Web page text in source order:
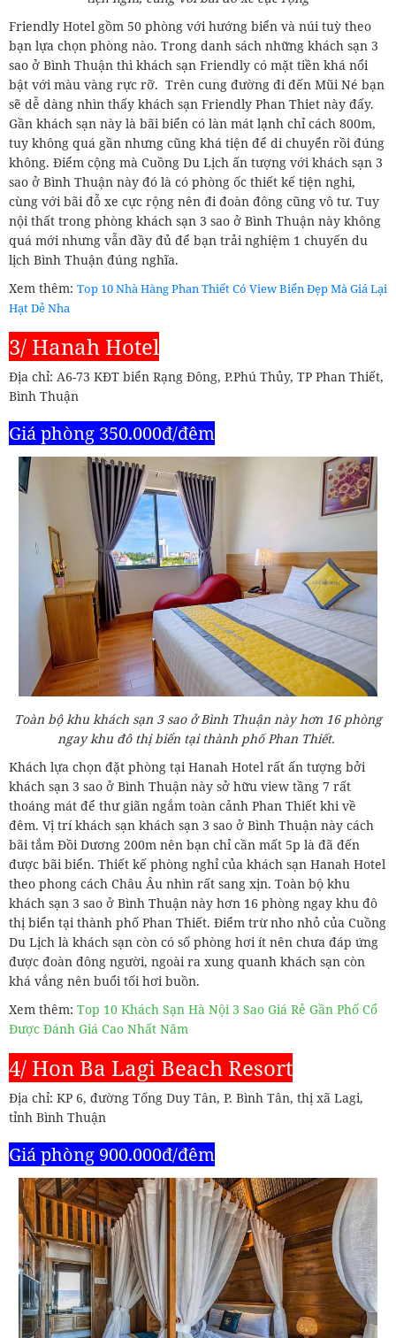
Friendly Hotel gồm 50 phòng với hướng biển và núi tuỳ theo
bạn lựa chọn phòng nào. Trong danh sách những khách sạn 3
sao ở Bình Thuận thì khách sạn Friendly có mặt tiền khá nổi
bật với màu vàng rực rỡ. Trên cung đường đi đến Mũi Né bạn
sẽ dễ dàng nhìn thấy khách sạn Friendly Phan Thiet này đấy.
Gần khách sạn này là bãi biển có làn mát lạnh chỉ cách 800m,
tuy không quá gần nhưng cũng khá tiện để di chuyển rồi đúng
không. Điểm cộng mà Cuồng Du Lịch ấn tượng với khách sạn 3
sao ở Bình Thuận này đó là có phòng ốc thiết kế tiện nghi,
cùng với bãi đỗ xe cực rộng nên đi đoàn đông cũng vô tư. Tuy
nội thất trong phòng khách sạn 3 sao ở Bình Thuận này không
quá mới nhưng vẫn đầy đủ để bạn trải nghiệm 1 chuyến du
lịch Bình Thuận đúng nghĩa.
Xem thêm: Top 10 Nhà Hàng Phan Thiết Có View Biển Đẹp Mà Giá Lại
Hạt Dẻ Nha
3/ Hanah Hotel
Địa chỉ: A6-73 KĐT biển Rạng Đông, P.Phú Thủy, TP Phan Thiết,
Bình Thuận
Giá phòng 350.000đ/đêm
Toàn bộ khu khách sạn 3 sao ở Bình Thuận này hơn 16 phòng
ngay khu đô thị biển tại thành phố Phan Thiết.
Khách lựa chọn đặt phòng tại Hanah Hotel rất ấn tượng bởi
khách sạn 3 sao ở Bình Thuận này sở hữu view tầng 7 rất
thoáng mát để thư giãn ngắm toàn cảnh Phan Thiết khi về
đêm. Vị trí khách sạn khách sạn 3 sao ở Bình Thuận này cách
bãi tắm Đồi Dương 200m nên bạn chỉ cần mất 5p là đã đến
được bãi biển. Thiết kế phòng nghỉ của khách sạn Hanah Hotel
theo phong cách Châu Âu nhìn rất sang xịn. Toàn bộ khu
khách sạn 3 sao ở Bình Thuận này hơn 16 phòng ngay khu đô
thị biển tại thành phố Phan Thiết. Điểm trừ nho nhỏ của Cuồng
Du Lịch là khách sạn còn có số phòng hơi ít nên chưa đáp ứng
được đoàn đông người, ngoài ra xung quanh khách sạn còn
khá vắng nên buổi tối hơi buồn.
Xem thêm: Top 10 Khách Sạn Hà Nội 3 Sao Giá Rẻ Gần Phố Cổ
Được Đánh Giá Cao Nhất Năm
4/ Hon Ba Lagi Beach Resort
Địa chỉ: KP 6, đường Tống Duy Tân, P. Bình Tân, thị xã Lagi,
tỉnh Bình Thuận
Giá phòng 900.000đ/đêm